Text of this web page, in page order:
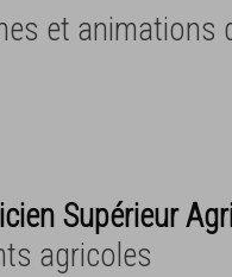
et animations
Supérieur
agricoles